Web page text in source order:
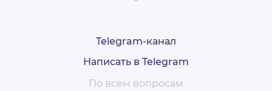
Telegram-канал
Написать в Telegram
По всем вопросам